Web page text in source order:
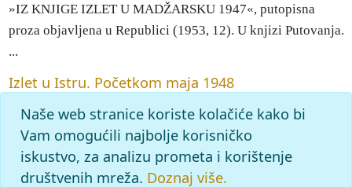
»IZ KNJIGE IZLET U MADŽARSKU 1947«, putopisna
proza objavljena u Republici (1953, 12). U knjizi Putovanja.
...
Izlet u Istru. Početkom maja 1948
2 3 4
Naše web stranice koriste kolačiće kako bi
Vam omogućili najbolje korisničko
iskustvo, za analizu prometa i korištenje
društvenih mreža. Doznaj više.